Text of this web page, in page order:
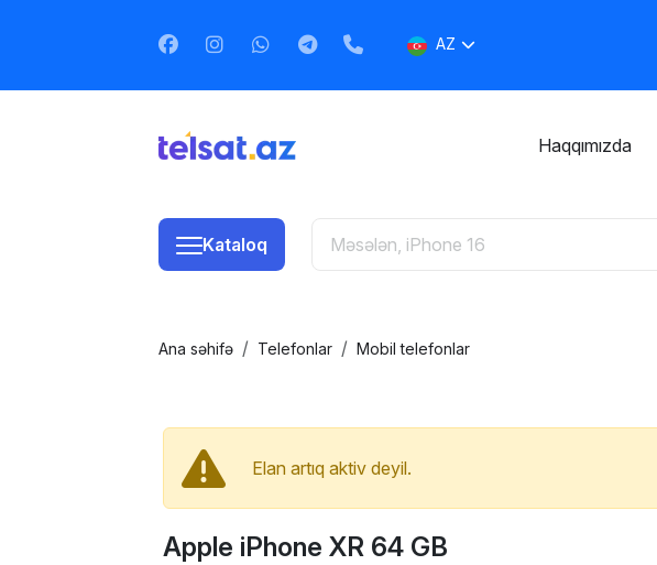
AZ
Haqqımızda
Kataloq
Ana səhifə Telefonlar Mobil telefonlar
Elan artıq aktiv deyil.
Apple iPhone XR 64 GB